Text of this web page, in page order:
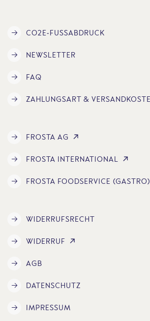
CO2E-FUSSABDRUCK
NEWSLETTER
FAQ
ZAHLUNGSART &
FROSTA AG
FROSTA INTERNATIONAL
FROSTA FOODSERVICE (GASTRO)
WIDERRUFSRECHT
WIDERRUF
AGB
DATENSCHUTZ
IMPRESSUM